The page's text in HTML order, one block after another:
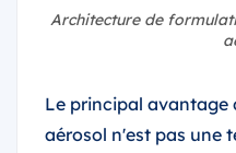
Architecture de
Le principal avantage
aérosol n'est pas une